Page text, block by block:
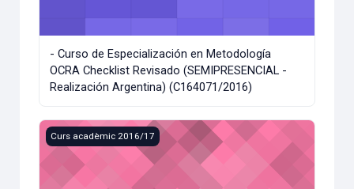
- Curso de Especialización en Metodología
OCRA Checklist Revisado (SEMIPRESENCIAL -
Realización Argentina) (C164071/2016)
- Curs d'Especialització en Mediació Aplicada al Context
Curs acadèmic 2016/17